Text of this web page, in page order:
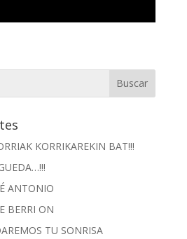
KORRIKAREKIN BAT!!!
ANTONIO
BERRI ON
TU SONRISA